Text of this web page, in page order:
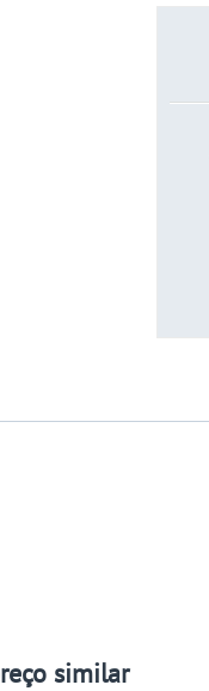
similar